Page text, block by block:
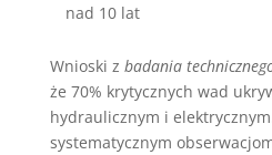
nad 10 lat
Wnioski z badania
że 70% krytycznych wad
hydraulicznym i
systematycznym